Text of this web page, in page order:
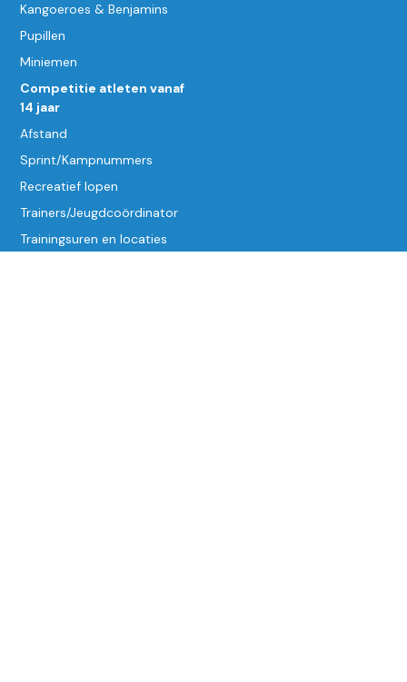
Kangoeroes & Benjamins
Pupillen
Miniemen
Competitie atleten vanaf
14 jaar
Afstand
Sprint/Kampnummers
Recreatief lopen
Trainers/Jeugdcoördinator
Trainingsuren en locaties